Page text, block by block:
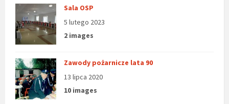
Sala OSP
5 lutego 2023
2 images
Zawody pożarnicze lata 90
13 lipca 2020
10 images